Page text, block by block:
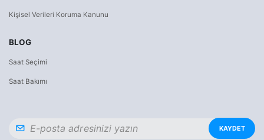
Kişisel Verileri Koruma Kanunu
BLOG
Saat Seçimi
Saat Bakımı
KAYDET